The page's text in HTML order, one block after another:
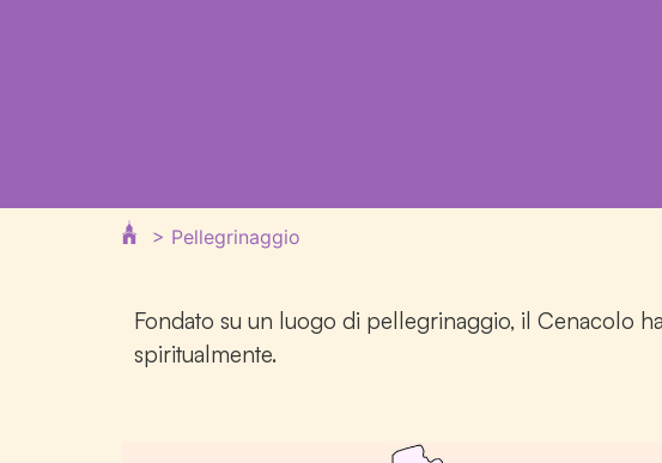
> Pellegrinaggio
Fondato su un luogo di pellegrinaggio, il Cenacolo
spiritualmente.